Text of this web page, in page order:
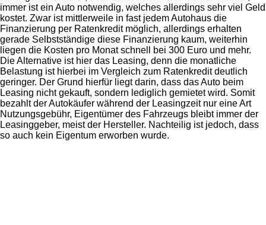
immer ist ein Auto notwendig, welches allerdings sehr viel Geld
kostet. Zwar ist mittlerweile in fast jedem Autohaus die
Finanzierung per Ratenkredit möglich, allerdings erhalten
gerade Selbstständige diese Finanzierung kaum, weiterhin
liegen die Kosten pro Monat schnell bei 300 Euro und mehr.
Die Alternative ist hier das Leasing, denn die monatliche
Belastung ist hierbei im Vergleich zum Ratenkredit deutlich
geringer. Der Grund hierfür liegt darin, dass das Auto beim
Leasing nicht gekauft, sondern lediglich gemietet wird. Somit
bezahlt der Autokäufer während der Leasingzeit nur eine Art
Nutzungsgebühr, Eigentümer des Fahrzeugs bleibt immer der
Leasinggeber, meist der Hersteller. Nachteilig ist jedoch, dass
so auch kein Eigentum erworben wurde.